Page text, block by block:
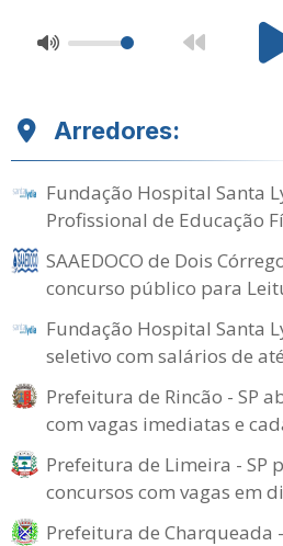
Arredores:
Fundação Hospital Santa
Profissional de Educação
SAAEDOCO de Dois
concurso público para
Fundação Hospital Santa
seletivo com salários de
Prefeitura de Rincão - SP
com vagas imediatas e
Prefeitura de Limeira - SP
concursos com vagas em
Prefeitura de Charqueada